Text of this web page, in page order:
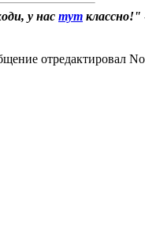
у нас тут классно!"
отредактировал